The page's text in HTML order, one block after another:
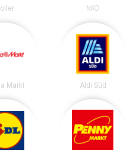
NKD
Markt Aldi Süd